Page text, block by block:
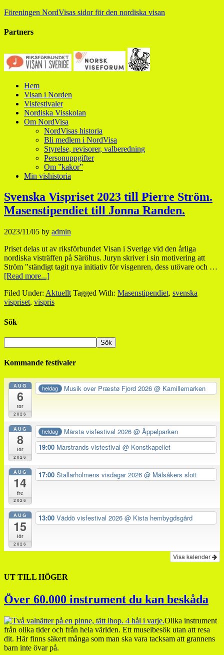
Föreningen NordVisas sidor för den nordiska visan
Partners
Hem
Visan i Norden
Visfestivaler
Nordiska Visskolan
Om NordVisa
NordVisas historia
Bli medlem i NordVisa
Styrelse, revisorer, valberedning
Personuppgifter
Om ”kakor”
Min vishistoria
Svenska Vispriset 2023 till Pierre Ström.
Masenstipendiet till Jonna Randen.
2023/11/05 by admin
Priset delas ut av riksförbundet Visan i Sverige vid den årliga
nordiska visträffen på Säröhus. Juryn skriver i sin motivering att
Ström "ständigt tagit nya initiativ för visgenren, dess utövare och …
[Read more...]
Filed Under: Aktuellt Tagged With: Masenstipendiet, svenska
vispriset, vispris
Sök
Kommande festivaler
AUG
6
tor
2026
heldag Musik over Præstø Fjord 2026@ Kamillemarken
AUG
8
lör
2026
heldag Märsta visfestival 2026@ Äppelparken
19:00 Marstrands visfestival @ Konstkapellet
AUG
14
fre
2026
17:00 Stallarholmens visdagar 2026 @ Mälsåkers slott
AUG
15
lör
2026
13:00 Väddö visfestival 2026 @ Kista hembygdsgård
Visa kalender
UT TILL HÖGER
Över 60.000 instrument du kan beskåda
Olika instrument
från olika tider och från hela världen. Ett museibesök utan att resa
dit. Här finns säkert många som man ska vara tacksam att grannens
barn inte övar på.